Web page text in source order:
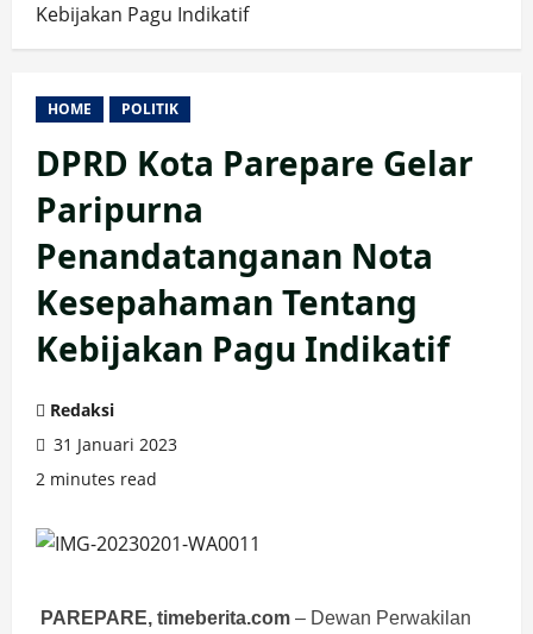
Kebijakan Pagu Indikatif
HOME POLITIK
DPRD Kota Parepare Gelar
Paripurna
Penandatanganan Nota
Kesepahaman Tentang
Kebijakan Pagu Indikatif
Redaksi
31 Januari 2023
2 minutes read
PAREPARE, timeberita.com – Dewan Perwakilan